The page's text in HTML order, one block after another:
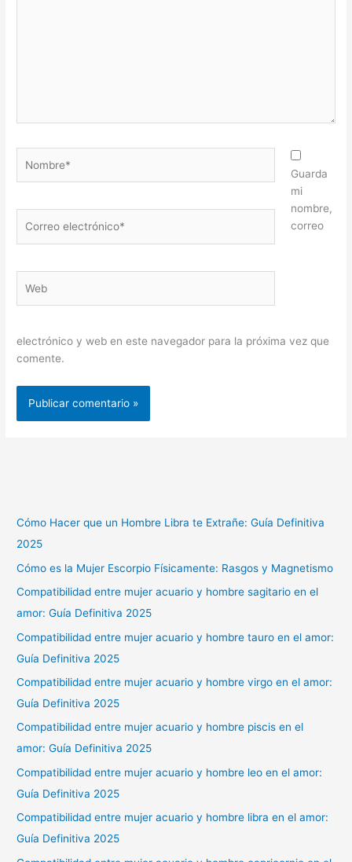
electrónico*
Guarda
mi
nombre,
correo
electrónico y web en este navegador para la próxima vez que
comente.
Cómo Hacer que un Hombre Libra te Extrañe: Guía Definitiva
2025
Cómo es la Mujer Escorpio Físicamente: Rasgos y Magnetismo
Compatibilidad entre mujer acuario y hombre sagitario en el
amor: Guía Definitiva 2025
Compatibilidad entre mujer acuario y hombre tauro en el amor:
Guía Definitiva 2025
Compatibilidad entre mujer acuario y hombre virgo en el amor:
Guía Definitiva 2025
Compatibilidad entre mujer acuario y hombre piscis en el
amor: Guía Definitiva 2025
Compatibilidad entre mujer acuario y hombre leo en el amor:
Guía Definitiva 2025
Compatibilidad entre mujer acuario y hombre libra en el amor:
Guía Definitiva 2025